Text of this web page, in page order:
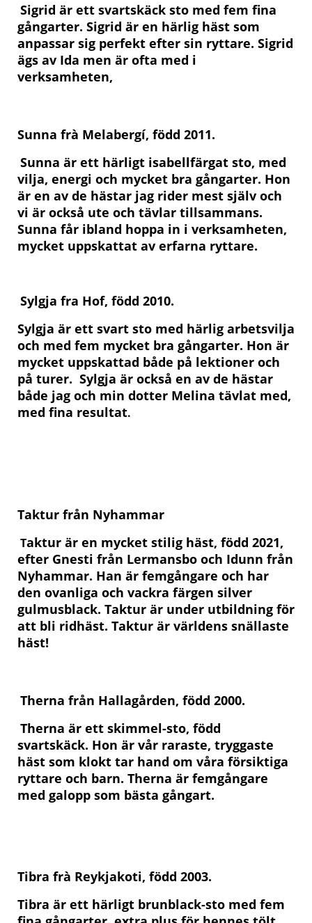
Sigrid är ett svartskäck sto med fem fina
gångarter. Sigrid är en härlig häst som
anpassar sig perfekt efter sin ryttare. Sigrid
ägs av Ida men är ofta med i
verksamheten,
Sunna frà Melabergí, född 2011.
Sunna är ett härligt isabellfärgat sto, med
vilja, energi och mycket bra gångarter. Hon
är en av de hästar jag rider mest själv och
vi är också ute och tävlar tillsammans.
Sunna får ibland hoppa in i verksamheten,
mycket uppskattat av erfarna ryttare.
Sylgja fra Hof, född 2010.
Sylgja är ett svart sto med härlig arbetsvilja
och med fem mycket bra gångarter. Hon är
mycket uppskattad både på lektioner och
på turer. Sylgja är också en av de hästar
både jag och min dotter Melina tävlat med,
med fina resultat.
Taktur från Nyhammar
Taktur är en mycket stilig häst, född 2021,
efter Gnesti från Lermansbo och Idunn från
Nyhammar. Han är femgångare och har
den ovanliga och vackra färgen silver
gulmusblack. Taktur är under utbildning för
att bli ridhäst. Taktur är världens snällaste
häst!
Therna från Hallagården, född 2000.
Therna är ett skimmel-sto, född
svartskäck. Hon är vår raraste, tryggaste
häst som klokt tar hand om våra försiktiga
ryttare och barn. Therna är femgångare
med galopp som bästa gångart.
Tibra frà Reykjakoti, född 2003.
Tibra är ett härligt brunblack-sto med fem